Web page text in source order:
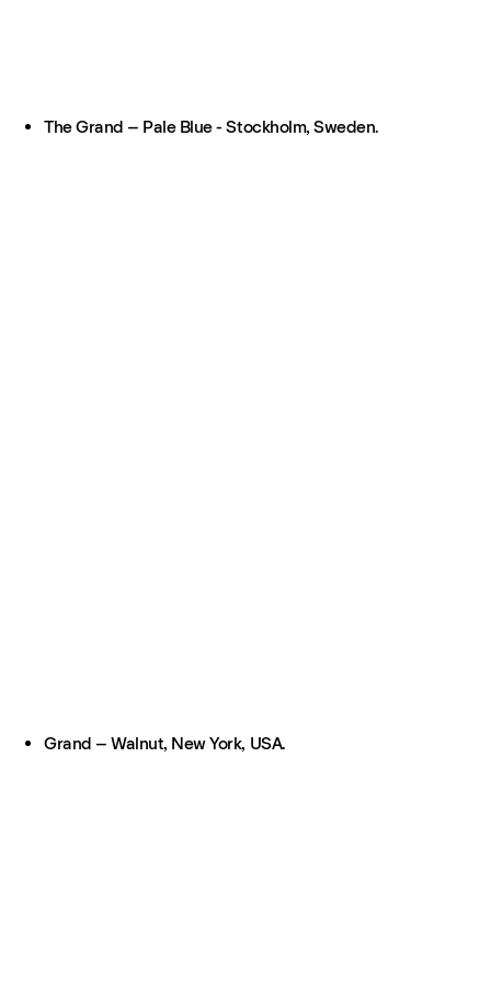
The Grand – Pale Blue - Stockholm, Sweden.
Grand – Walnut, New York, USA.